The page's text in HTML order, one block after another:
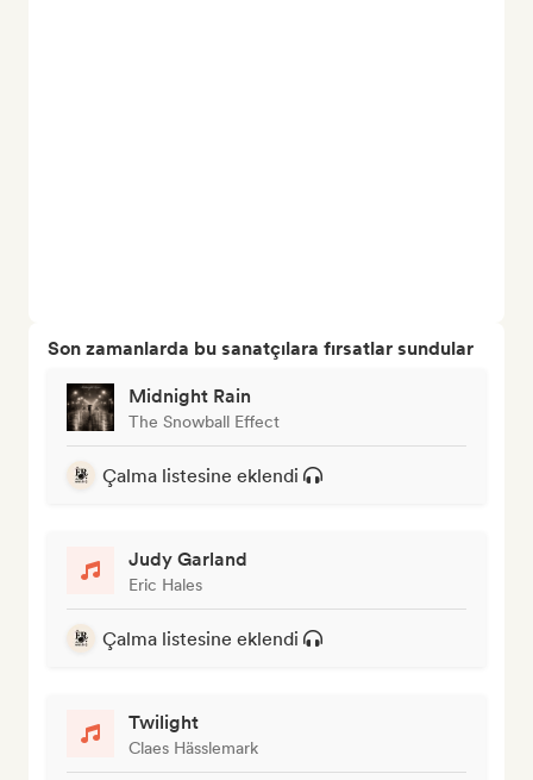
Son zamanlarda bu sanatçılara fırsatlar sundular
Midnight Rain
The Snowball Effect
Çalma listesine eklendi
Judy Garland
Eric Hales
Çalma listesine eklendi
Twilight
Claes Hässlemark